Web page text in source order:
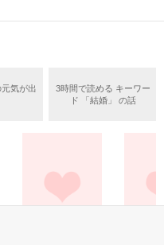
ょう。
む
人ごっこに
憧れの女性との
気が出
3時間で読める キーワー
ド 「結婚」 の話